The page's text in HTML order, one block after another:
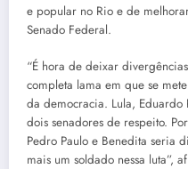
e popular no Rio e de
Senado Federal.
“É hora de deixar
completa lama em que se
da democracia. Lula, Eduardo
dois senadores de respeito.
Pedro Paulo e Benedita seria
mais um soldado nessa luta”,